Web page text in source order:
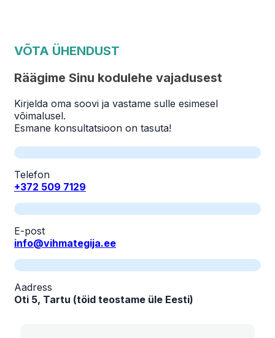
VÕTA ÜHENDUST
Räägime Sinu kodulehe vajadusest
Kirjelda oma soovi ja vastame sulle esimesel
võimalusel.
Esmane konsultatsioon on tasuta!
Telefon
+372 509 7129
E-post
info@vihmategija.ee
Aadress
Oti 5, Tartu (töid teostame üle Eesti)